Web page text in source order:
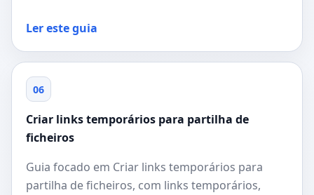
Ler este guia
06
Criar links temporários para partilha de
ficheiros
Guia focado em Criar links temporários para
partilha de ficheiros, com links temporários,